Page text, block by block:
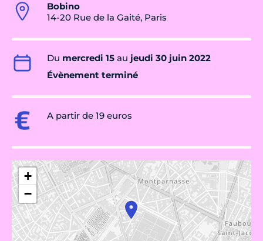
Bobino
14-20 Rue de la Gaité, Paris
Du mercredi 15 au jeudi 30 juin 2022
Évènement terminé
A partir de 19 euros
+
−